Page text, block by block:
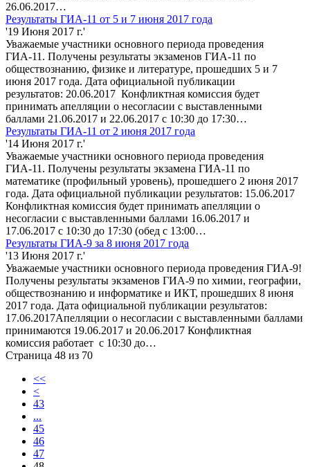
26.06.2017…
Результаты ГИА-11 от 5 и 7 июня 2017 года
'19 Июня 2017 г.'
Уважаемые участники основного периода проведения
ГИА-11. Получены результаты экзаменов ГИА-11 по
обществознанию, физике и литературе, прошедших 5 и 7
июня 2017 года. Дата официальной публикации
результатов: 20.06.2017 Конфликтная комиссия будет
принимать апелляции о несогласии с выставленными
баллами 21.06.2017 и 22.06.2017 с 10:30 до 17:30…
Результаты ГИА-11 от 2 июня 2017 года
'14 Июня 2017 г.'
Уважаемые участники основного периода проведения
ГИА-11. Получены результаты экзамена ГИА-11 по
математике (профильный уровень), прошедшего 2 июня 2017
года. Дата официальной публикации результатов: 15.06.2017
Конфликтная комиссия будет принимать апелляции о
несогласии с выставленными баллами 16.06.2017 и
17.06.2017 с 10:30 до 17:30 (обед с 13:00…
Результаты ГИА-9 за 8 июня 2017 года
'13 Июня 2017 г.'
Уважаемые участники основного периода проведения ГИА-9!
Получены результаты экзаменов ГИА-9 по химии, географии,
обществознанию и информатике и ИКТ, прошедших 8 июня
2017 года. Дата официальной публикации результатов:
17.06.2017Апелляции о несогласии с выставленными баллами
принимаются 19.06.2017 и 20.06.2017 Конфликтная
комиссия работает с 10:30 до…
Страница 48 из 70
<<
<
43
...
45
46
47